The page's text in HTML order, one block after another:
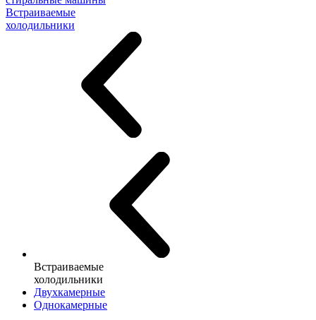
Встраиваемые
холодильники
Встраиваемые
холодильники
Двухкамерные
Однокамерные